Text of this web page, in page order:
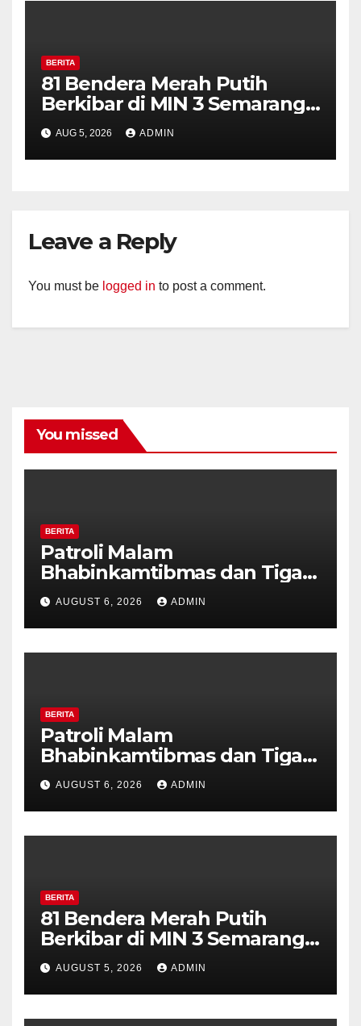
BERITA
81 Bendera Merah Putih
Berkibar di MIN 3 Semarang,
Bhabinkamtibmas Desa
Timpik Hadiri Peringatan
HUT ke-81 Kemerdekaan RI
AUG 5, 2026 ADMIN
Leave a Reply
You must be logged in to post a comment.
You missed
BERITA
Patroli Malam
Bhabinkamtibmas dan Tiga
Pilar Kelurahan Ungaran
Perkuat Kamtibmas, Warga
Diajak Aktifkan Ronda
AUGUST 6, 2026 ADMIN
BERITA
Patroli Malam
Bhabinkamtibmas dan Tiga
Pilar Kelurahan Ungaran
Perkuat Kamtibmas, Warga
Diajak Aktifkan Ronda
AUGUST 6, 2026 ADMIN
BERITA
81 Bendera Merah Putih
Berkibar di MIN 3 Semarang,
Bhabinkamtibmas Desa
Timpik Hadiri Peringatan
HUT ke-81 Kemerdekaan RI
AUGUST 5, 2026 ADMIN